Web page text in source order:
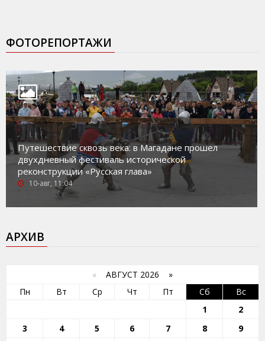
ФОТОРЕПОРТАЖИ
Путешествие сквозь века: в Магадане прошел
двухдневный фестиваль исторической
реконструкции «Русская глава»
10-авг, 11:04
АРХИВ
« АВГУСТ 2026 »
Пн
Вт Ср Чт Пт Сб
Вс
1
2
3
4 5 6 7 8
9